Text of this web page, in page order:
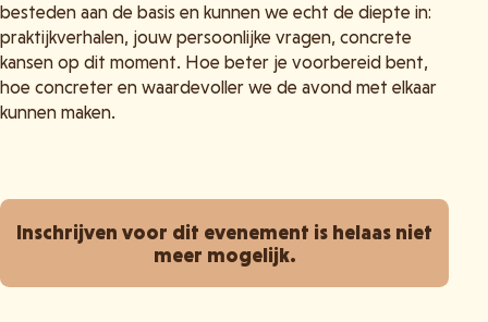
besteden aan de basis en kunnen we echt de diepte in:
praktijkverhalen, jouw persoonlijke vragen, concrete
kansen op dit moment. Hoe beter je voorbereid bent,
hoe concreter en waardevoller we de avond met elkaar
kunnen maken.
Inschrijven voor dit evenement is helaas niet
meer mogelijk.